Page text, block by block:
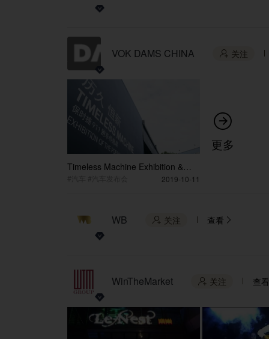
VOK DAMS CHINA  关注
Timeless Machine Exhibition &
The new 911 National Launch2019-10-11

更多
WB  关注 查看 
WinTheMarket  关注 查看